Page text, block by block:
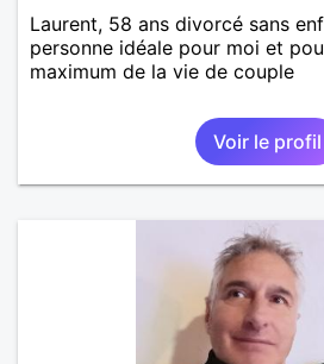
Laurent, 58 ans divorcé sans
personne idéale pour moi et
maximum de la vie de couple
Voir le profil